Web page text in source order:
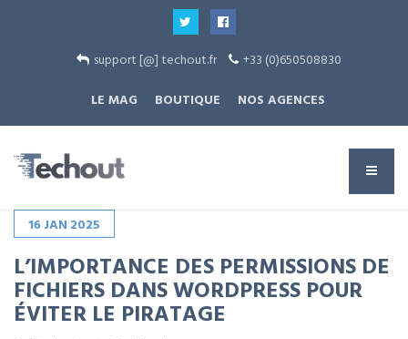
support [@] techout.fr
+33 (0)650508830
LE MAG
BOUTIQUE NOS AGENCES
16 JAN 2025
L’IMPORTANCE DES PERMISSIONS DE
FICHIERS DANS WORDPRESS POUR
ÉVITER LE PIRATAGE